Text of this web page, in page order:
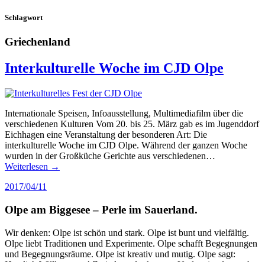
Schlagwort
Griechenland
Interkulturelle Woche im CJD Olpe
Internationale Speisen, Infoausstellung, Multimediafilm über die
verschiedenen Kulturen Vom 20. bis 25. März gab es im Jugenddorf
Eichhagen eine Veranstaltung der besonderen Art: Die
interkulturelle Woche im CJD Olpe. Während der ganzen Woche
wurden in der Großküche Gerichte aus verschiedenen…
Weiterlesen →
2017/04/11
Olpe am Biggesee – Perle im Sauerland.
Wir denken: Olpe ist schön und stark. Olpe ist bunt und vielfältig.
Olpe liebt Traditionen und Experimente. Olpe schafft Begegnungen
und Begegnungsräume. Olpe ist kreativ und mutig. Olpe sagt: